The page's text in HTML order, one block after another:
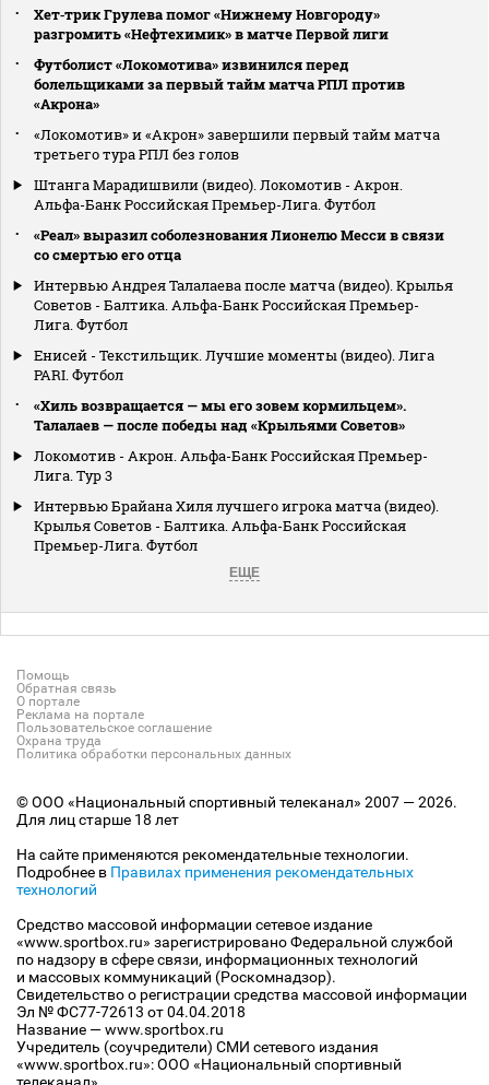
Хет‑трик Грулева помог «Нижнему Новгороду»
разгромить «Нефтехимик» в матче Первой лиги
Футболист «Локомотива» извинился перед
болельщиками за первый тайм матча РПЛ против
«Акрона»
«Локомотив» и «Акрон» завершили первый тайм матча
третьего тура РПЛ без голов
Штанга Марадишвили (видео). Локомотив - Акрон.
Альфа-Банк Российская Премьер-Лига. Футбол
«Реал» выразил соболезнования Лионелю Месси в связи
со смертью его отца
Интервью Андрея Талалаева после матча (видео). Крылья
Советов - Балтика. Альфа-Банк Российская Премьер-
Лига. Футбол
Енисей - Текстильщик. Лучшие моменты (видео). Лига
PARI. Футбол
«Хиль возвращается — мы его зовем кормильцем».
Талалаев — после победы над «Крыльями Советов»
Локомотив - Акрон. Альфа-Банк Российская Премьер-
Лига. Тур 3
Интервью Брайана Хиля лучшего игрока матча (видео).
Крылья Советов - Балтика. Альфа-Банк Российская
Премьер-Лига. Футбол
ЕЩЕ
Помощь
Обратная связь
О портале
Реклама на портале
Пользовательское соглашение
Охрана труда
Политика обработки персональных данных
© ООО «Национальный спортивный телеканал» 2007 — 2026.
Для лиц старше 18 лет
На сайте применяются рекомендательные технологии.
Подробнее в Правилах применения рекомендательных
технологий
Средство массовой информации сетевое издание
«www.sportbox.ru» зарегистрировано Федеральной службой
по надзору в сфере связи, информационных технологий
и массовых коммуникаций (Роскомнадзор).
Свидетельство о регистрации средства массовой информации
Эл № ФС77-72613 от 04.04.2018
Название — www.sportbox.ru
Учредитель (соучредители) СМИ сетевого издания
«www.sportbox.ru»: ООО «Национальный спортивный
телеканал»